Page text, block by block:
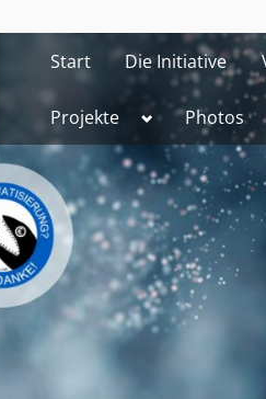
Start Die Initiative
Projekte Toggle
menu
Photos